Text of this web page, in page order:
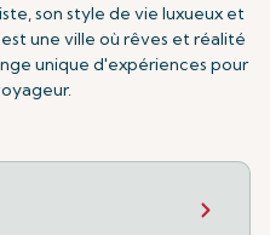
son style de vie luxueux et
une ville où rêves et réalité
unique d'expériences pour